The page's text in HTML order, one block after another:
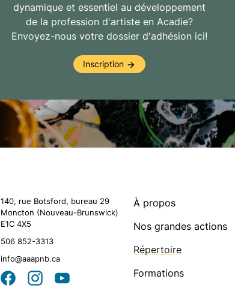
dynamique et essentiel au développement
de la profession d'artiste en Acadie?
Envoyez-nous votre dossier d'adhésion ici!
Inscription arrow_forward
140, rue Botsford, bureau 29
Moncton (Nouveau-Brunswick)
E1C 4X5
506 852-3313
info@aaapnb.ca
À propos
Nos grandes actions
Répertoire
Formations